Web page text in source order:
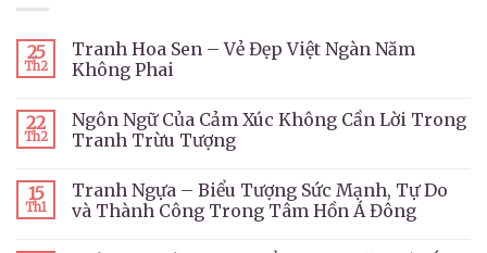
25
Th2
Tranh Hoa Sen – Vẻ Đẹp Việt Ngàn Năm
Không Phai
22
Th2
Ngôn Ngữ Của Cảm Xúc Không Cần Lời Trong
Tranh Trừu Tượng
15
Th1
Tranh Ngựa – Biểu Tượng Sức Mạnh, Tự Do
và Thành Công Trong Tâm Hồn Á Đông